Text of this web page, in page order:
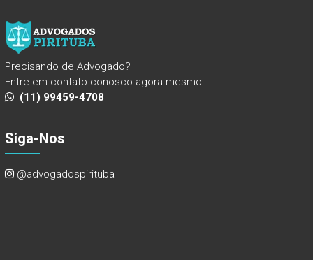
Precisando de Advogado?
Entre em contato conosco agora mesmo!
(11) 99459-4708
Siga-Nos
@advogadospirituba